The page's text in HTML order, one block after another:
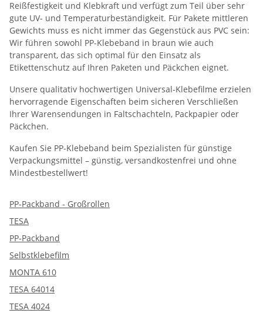
Reißfestigkeit und Klebkraft und verfügt zum Teil über sehr
gute UV- und Temperaturbeständigkeit. Für Pakete mittleren
Gewichts muss es nicht immer das Gegenstück aus PVC sein:
Wir führen sowohl PP-Klebeband in braun wie auch
transparent, das sich optimal für den Einsatz als
Etikettenschutz auf Ihren Paketen und Päckchen eignet.
Unsere qualitativ hochwertigen Universal-Klebefilme erzielen
hervorragende Eigenschaften beim sicheren Verschließen
Ihrer Warensendungen in Faltschachteln, Packpapier oder
Päckchen.
Kaufen Sie PP-Klebeband beim Spezialisten für günstige
Verpackungsmittel – günstig, versandkostenfrei und ohne
Mindestbestellwert!
PP-Packband - Großrollen
TESA
PP-Packband
Selbstklebefilm
MONTA 610
TESA 64014
TESA 4024